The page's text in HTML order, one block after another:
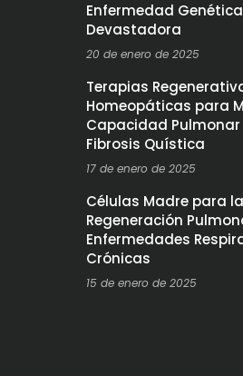
Enfermedad Genética
Devastadora
20 de enero de 2025
Terapias
Homeopáticas para
Capacidad Pulmonar
Fibrosis Quística
17 de enero de 2025
Células Madre para la
Regeneración
Enfermedades
Crónicas
15 de enero de 2025